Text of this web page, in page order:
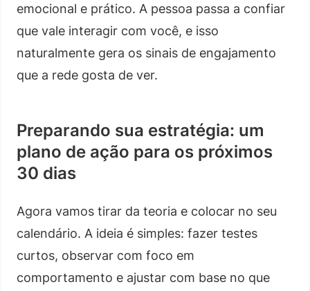
emocional e prático. A pessoa passa a confiar
que vale interagir com você, e isso
naturalmente gera os sinais de engajamento
que a rede gosta de ver.
Preparando sua estratégia: um
plano de ação para os próximos
30 dias
Agora vamos tirar da teoria e colocar no seu
calendário. A ideia é simples: fazer testes
curtos, observar com foco em
comportamento e ajustar com base no que